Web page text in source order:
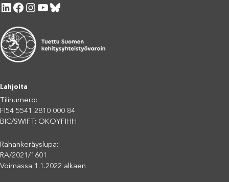
LinkedIn Facebook Instagram YouTube Bluesky
Lahjoita
Tilinumero:
FI54 5541 2810 000 84
BIC/SWIFT: OKOYFIHH
Rahankeräyslupa:
RA/2021/1601
Voimassa 1.1.2022 alkaen